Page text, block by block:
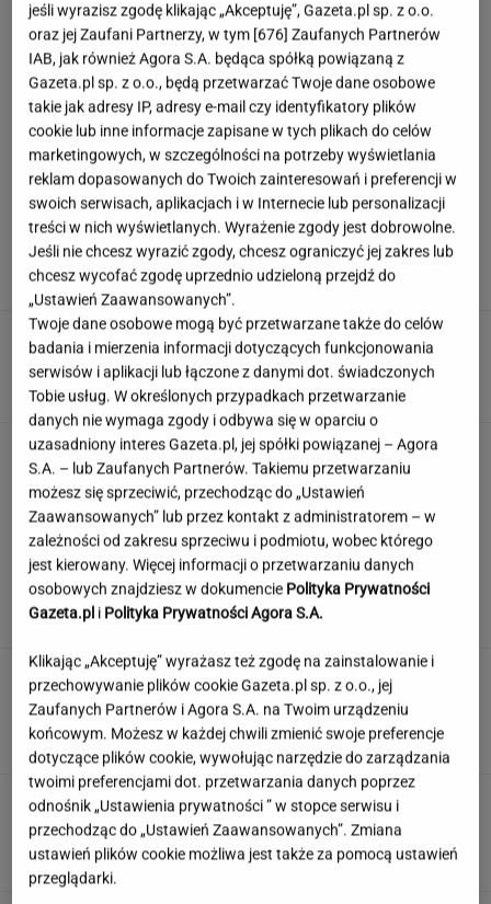
Niewielu wie, że Polk jest ojczymem posłanki
KO. Kłócą się o politykę?
Ciągnie cię do niedostępnych osób?
Psychologia mówi o powodach
Quiz czytelniczy. Te tytuły powinien znać
każdy wykształcony człowiek!
Jedno przekonanie może utrudniać życie
osobom z astygmatyzmem. Zwłaszcza latem
MATERIAŁ PROMOCYJNY
"Wymieniłam mojego byłego na
jego wujka milionera". Tak wciągają
mikrodramy
SUBSKRYPCJA
Jeździłem autem z paliwem, które
może zastąpić diesla. Frytura i olej roślinny
TOMASZ OKUROWSKI
jeśli wyrazisz zgodę klikając „Akceptuję”, Gazeta.pl sp. z o.o.
oraz jej Zaufani Partnerzy, w tym [676] Zaufanych Partnerów
IAB, jak również Agora S.A. będąca spółką powiązaną z
Gazeta.pl sp. z o.o., będą przetwarzać Twoje dane osobowe
takie jak adresy IP, adresy e-mail czy identyfikatory plików
cookie lub inne informacje zapisane w tych plikach do celów
marketingowych, w szczególności na potrzeby wyświetlania
reklam dopasowanych do Twoich zainteresowań i preferencji w
swoich serwisach, aplikacjach i w Internecie lub personalizacji
treści w nich wyświetlanych. Wyrażenie zgody jest dobrowolne.
Jeśli nie chcesz wyrazić zgody, chcesz ograniczyć jej zakres lub
chcesz wycofać zgodę uprzednio udzieloną przejdź do
„Ustawień Zaawansowanych”.
Twoje dane osobowe mogą być przetwarzane także do celów
badania i mierzenia informacji dotyczących funkcjonowania
serwisów i aplikacji lub łączone z danymi dot. świadczonych
Tobie usług. W określonych przypadkach przetwarzanie
danych nie wymaga zgody i odbywa się w oparciu o
uzasadniony interes Gazeta.pl, jej spółki powiązanej – Agora
S.A. – lub Zaufanych Partnerów. Takiemu przetwarzaniu
możesz się sprzeciwić, przechodząc do „Ustawień
Zaawansowanych” lub przez kontakt z administratorem – w
zależności od zakresu sprzeciwu i podmiotu, wobec którego
jest kierowany. Więcej informacji o przetwarzaniu danych
osobowych znajdziesz w dokumencie Polityka Prywatności
Gazeta.pl i Polityka Prywatności Agora S.A.
Klikając „Akceptuję” wyrażasz też zgodę na zainstalowanie i
przechowywanie plików cookie Gazeta.pl sp. z o.o., jej
Zaufanych Partnerów i Agora S.A. na Twoim urządzeniu
końcowym. Możesz w każdej chwili zmienić swoje preferencje
dotyczące plików cookie, wywołując narzędzie do zarządzania
twoimi preferencjami dot. przetwarzania danych poprzez
odnośnik „Ustawienia prywatności ” w stopce serwisu i
przechodząc do „Ustawień Zaawansowanych”. Zmiana
ustawień plików cookie możliwa jest także za pomocą ustawień
przeglądarki.